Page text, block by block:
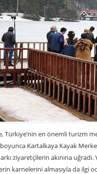
Türkiye’nin en önemli turizm
boyunca Kartalkaya Kayak
ziyaretçilerin akınına
karnelerini almasıyla da ilgi